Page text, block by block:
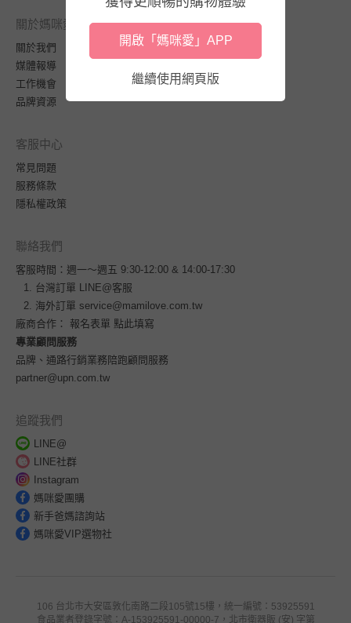
關於媽咪愛
關於我們
媒體報導
工作機會
品牌資源
客服中心
常見問題
服務條款
隱私權政策
聯絡我們
客服時間：週一～週五 9:30-12:00 & 14:00-17:30
台灣訂單
LINE@客服
海外訂單 service@mamilove.com.tw
廠商合作： 報名表單 點此填寫
專業顧問服務
品牌、通路行銷業務陪跑顧問服務
partner@upn.com.tw
追蹤我們
LINE@
LINE社群
Instagram
媽咪愛團購
新手爸媽諮詢站
媽咪愛VIP選物社
106 台北市大安區敦化南路二段105號15樓，統一編號：53925591
食品業者登錄字號：A-153925591-00000-7，北市衛器販 (安) 字第
開啟「媽咪愛」APP
繼續使用網頁版